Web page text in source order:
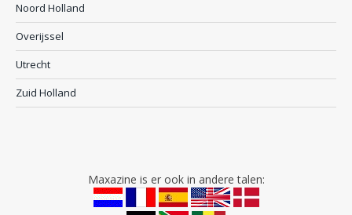
Noord Holland
Overijssel
Utrecht
Zuid Holland
Maxazine is er ook in andere talen: